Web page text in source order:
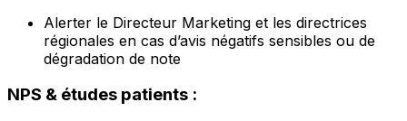
Alerter le Directeur Marketing et les directrices
régionales en cas d’avis négatifs sensibles ou de
dégradation de note
NPS & études patients :